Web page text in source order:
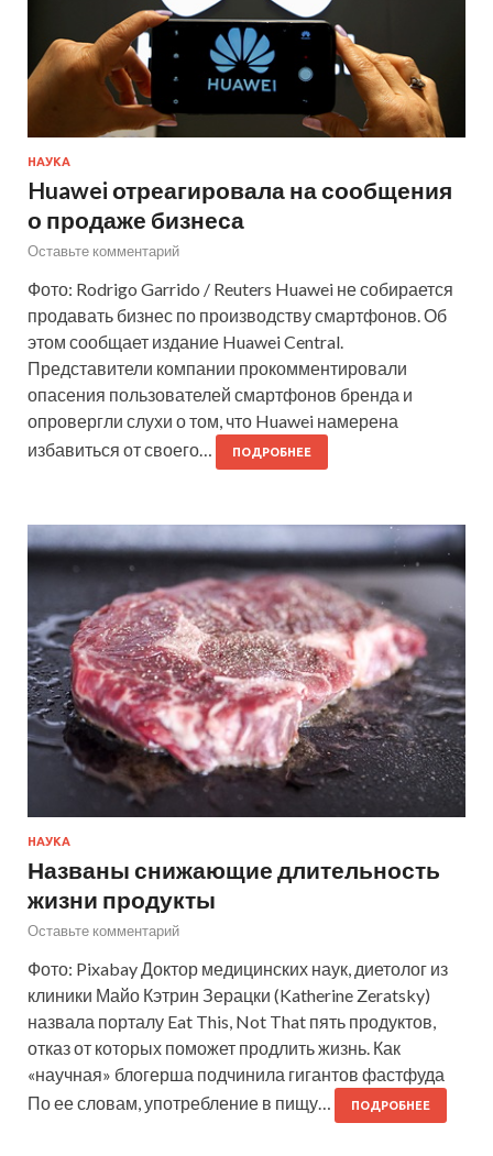
НАУКА
Huawei отреагировала на сообщения
о продаже бизнеса
Оставьте комментарий
Фото: Rodrigo Garrido / Reuters Huawei не собирается
продавать бизнес по производству смартфонов. Об
этом сообщает издание Huawei Central.
Представители компании прокомментировали
опасения пользователей смартфонов бренда и
опровергли слухи о том, что Huawei намерена
избавиться от своего…
ПОДРОБНЕЕ
НАУКА
Названы снижающие длительность
жизни продукты
Оставьте комментарий
Фото: Pixabay Доктор медицинских наук, диетолог из
клиники Майо Кэтрин Зерацки (Katherine Zeratsky)
назвала порталу Eat This, Not That пять продуктов,
отказ от которых поможет продлить жизнь. Как
«научная» блогерша подчинила гигантов фастфуда
По ее словам, употребление в пищу…
ПОДРОБНЕЕ